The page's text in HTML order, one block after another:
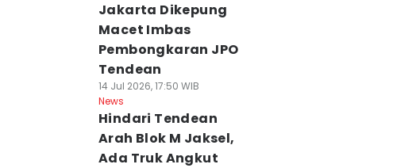
Jakarta Dikepung
Macet Imbas
Pembongkaran JPO
Tendean
14 Jul 2026, 17:50 WIB
News
Hindari Tendean
Arah Blok M Jaksel,
Ada Truk Angkut